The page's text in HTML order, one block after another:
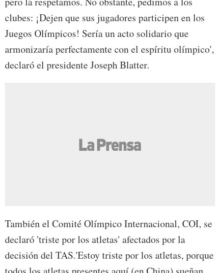
clubes: ¡Dejen que sus jugadores participen en los
Juegos Olímpicos! Sería un acto solidario que
armonizaría perfectamente con el espíritu olímpico',
declaró el presidente Joseph Blatter.
También el Comité Olímpico Internacional, COI, se
declaró 'triste por los atletas' afectados por la
decisión del TAS.'Estoy triste por los atletas, porque